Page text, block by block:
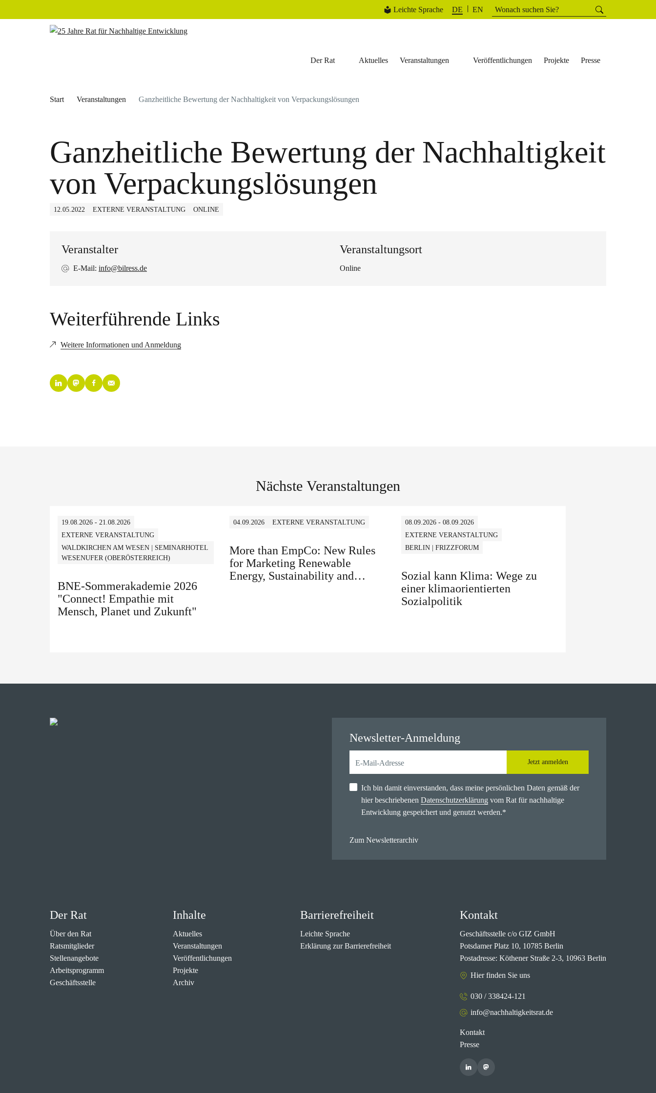
Suchen
nach:
Suchen
DE EN
Leichte Sprache
Der Rat Aktuelles Veranstaltungen Veröffentlichungen Projekte Presse
Start Veranstaltungen Ganzheitliche Bewertung der Nachhaltigkeit von Verpackungslösungen
Ganzheitliche Bewertung der Nachhaltigkeit
von Verpackungslösungen
12.05.2022 EXTERNE VERANSTALTUNG ONLINE
Veranstalter
E-Mail: info@bilress.de
Veranstaltungsort
Online
Weiterführende Links
Weitere Informationen und Anmeldung
Nächste Veranstaltungen
19.08.2026 - 21.08.2026
EXTERNE VERANSTALTUNG
WALDKIRCHEN AM WESEN | SEMINARHOTEL
WESENUFER (OBERÖSTERREICH)
BNE-Sommerakademie 2026
"Connect! Empathie mit
Mensch, Planet und Zukunft"
04.09.2026 EXTERNE VERANSTALTUNG
More than EmpCo: New Rules
for Marketing Renewable
Energy, Sustainability and
08.09.2026 - 08.09.2026
EXTERNE VERANSTALTUNG
BERLIN | FRIZZFORUM
Sozial kann Klima: Wege zu
einer klimaorientierten
Sozialpolitik
Newsletter-Anmeldung
Jetzt anmelden
Ich bin damit einverstanden, dass meine persönlichen Daten gemäß der
hier beschriebenen Datenschutzerklärung vom Rat für nachhaltige
Entwicklung gespeichert und genutzt werden.*
Zum Newsletterarchiv
Der Rat
Über den Rat
Ratsmitglieder
Stellenangebote
Arbeitsprogramm
Geschäftsstelle
Inhalte
Aktuelles
Veranstaltungen
Veröffentlichungen
Projekte
Archiv
Barrierefreiheit
Leichte Sprache
Erklärung zur Barrierefreiheit
Kontakt
Geschäftsstelle c/o GIZ GmbH
Potsdamer Platz 10, 10785 Berlin
Postadresse: Köthener Straße 2-3, 10963 Berlin
Hier finden Sie uns
030 / 338424-121
info@nachhaltigkeitsrat.de
Kontakt
Presse